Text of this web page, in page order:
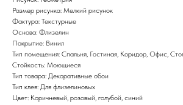
Размер рисунка: Мелкий рисунок
Фактура: Текстурные
Основа: Флизелин
Покрытие: Винил
Тип помещения: Спальня, Гостиная, Коридор, Офис,
Стойкость: Моющиеся
Тип товара: Декоративные обои
Тип клея: Для флизелиновых
Цвет: Коричневый, розовый, голубой, синий